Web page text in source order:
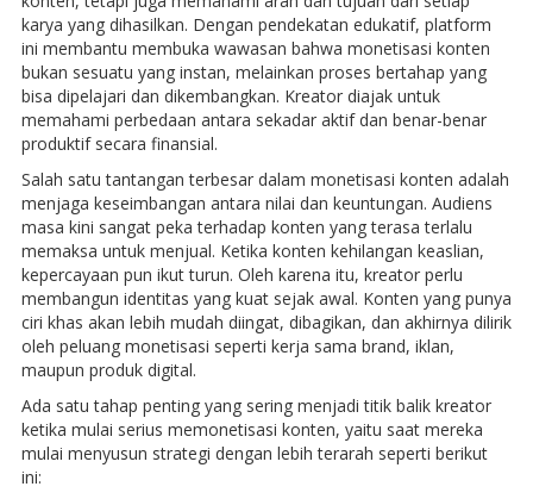
karya yang dihasilkan. Dengan pendekatan edukatif, platform
ini membantu membuka wawasan bahwa monetisasi konten
bukan sesuatu yang instan, melainkan proses bertahap yang
bisa dipelajari dan dikembangkan. Kreator diajak untuk
memahami perbedaan antara sekadar aktif dan benar-benar
produktif secara finansial.
Salah satu tantangan terbesar dalam monetisasi konten adalah
menjaga keseimbangan antara nilai dan keuntungan. Audiens
masa kini sangat peka terhadap konten yang terasa terlalu
memaksa untuk menjual. Ketika konten kehilangan keaslian,
kepercayaan pun ikut turun. Oleh karena itu, kreator perlu
membangun identitas yang kuat sejak awal. Konten yang punya
ciri khas akan lebih mudah diingat, dibagikan, dan akhirnya dilirik
oleh peluang monetisasi seperti kerja sama brand, iklan,
maupun produk digital.
Ada satu tahap penting yang sering menjadi titik balik kreator
ketika mulai serius memonetisasi konten, yaitu saat mereka
mulai menyusun strategi dengan lebih terarah seperti berikut
ini: